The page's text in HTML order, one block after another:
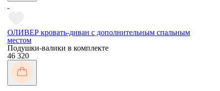
ОЛИВЕР кровать-диван с дополнительным спальным
местом
Подушки-валики в комплекте
46 320